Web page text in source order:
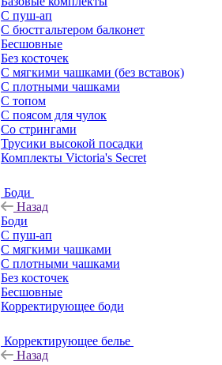
С пуш-ап
С бюстгальтером балконет
Бесшовные
Без косточек
С мягкими чашками (без вставок)
С плотными чашками
С топом
С поясом для чулок
Со стрингами
Трусики высокой посадки
Комплекты Victoria's Secret
Боди
Назад
Боди
С пуш-ап
С мягкими чашками
С плотными чашками
Без косточек
Бесшовные
Корректирующее боди
Корректирующее белье
Назад